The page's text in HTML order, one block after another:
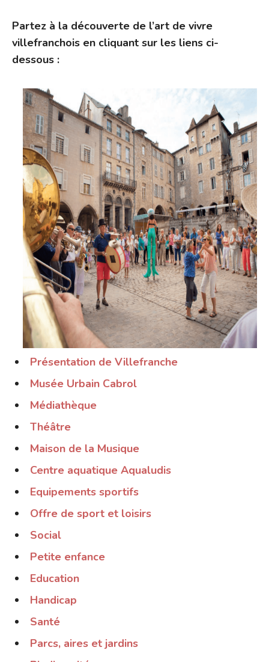
Partez à la découverte de l’art de vivre
villefranchois en cliquant sur les liens ci-
dessous :
Présentation de Villefranche
Musée Urbain Cabrol
Médiathèque
Théâtre
Maison de la Musique
Centre aquatique Aqualudis
Equipements sportifs
Offre de sport et loisirs
Social
Petite enfance
Education
Handicap
Santé
Parcs, aires et jardins